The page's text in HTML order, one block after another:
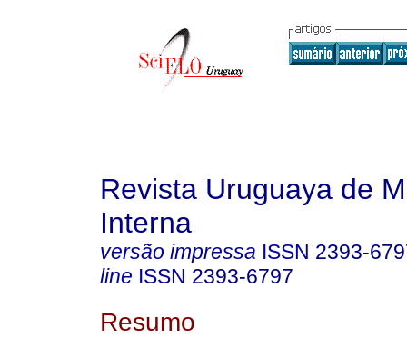
Revista Uruguaya de
Interna
versão impressa ISSN 2393-
line ISSN 2393-6797
Resumo